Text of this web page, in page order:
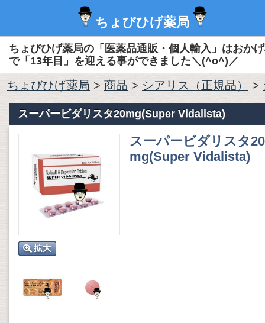
ちょびひげ薬局
ちょびひげ薬局の「医薬品通販・個人輸入」はおか
で「13年目」を迎える事ができました＼(^o^)／
ちょびひげ薬局 > 商品 > シアリス（正規品） >
スーパービダリスタ20mg(Super Vidalista)
スーパービダリスタ20
mg(Super Vidalista)